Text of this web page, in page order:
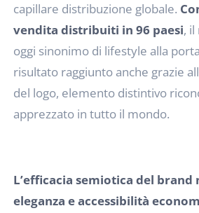
capillare distribuzione globale.
vendita distribuiti in 96 paesi, il
oggi sinonimo di lifestyle alla
risultato raggiunto anche grazie
del logo, elemento distintivo
apprezzato in tutto il mondo.
L’efficacia semiotica del brand
eleganza e accessibilità